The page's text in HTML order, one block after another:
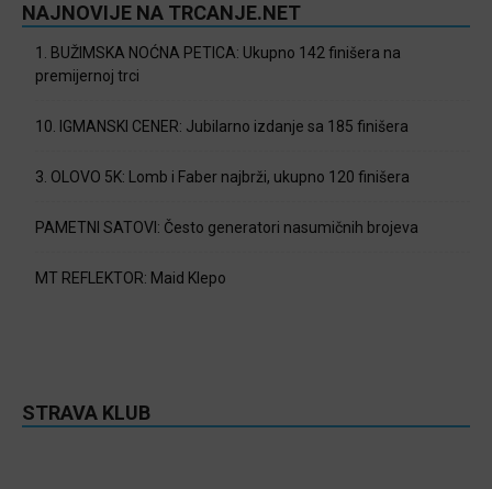
NAJNOVIJE NA TRCANJE.NET
1. BUŽIMSKA NOĆNA PETICA: Ukupno 142 finišera na
premijernoj trci
10. IGMANSKI CENER: Jubilarno izdanje sa 185 finišera
3. OLOVO 5K: Lomb i Faber najbrži, ukupno 120 finišera
PAMETNI SATOVI: Često generatori nasumičnih brojeva
MT REFLEKTOR: Maid Klepo
STRAVA KLUB